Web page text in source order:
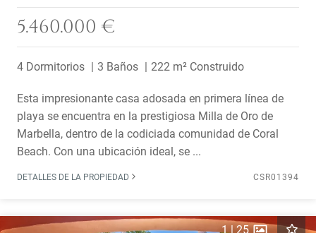
5.460.000 €
4 Dormitorios 3 Baños 222 m² Construido
Esta impresionante casa adosada en primera línea de
playa se encuentra en la prestigiosa Milla de Oro de
Marbella, dentro de la codiciada comunidad de Coral
Beach. Con una ubicación ideal, se ...
DETALLES DE LA PROPIEDAD CSR01394
1|25